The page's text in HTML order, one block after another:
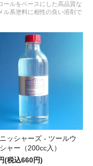
ールをベースにした高品質な
ル系塗料に相性の良い溶剤で
ッシャーズ - ツールウ
ャー（200cc入）
(税込660円)